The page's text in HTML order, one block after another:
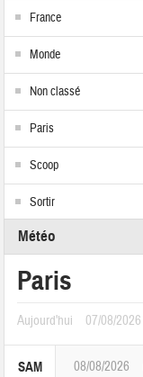
France
Monde
Non classé
Paris
Scoop
Sortir
Météo
Paris
Aujourd'hui 07/08/2026
SAM 08/08/2026